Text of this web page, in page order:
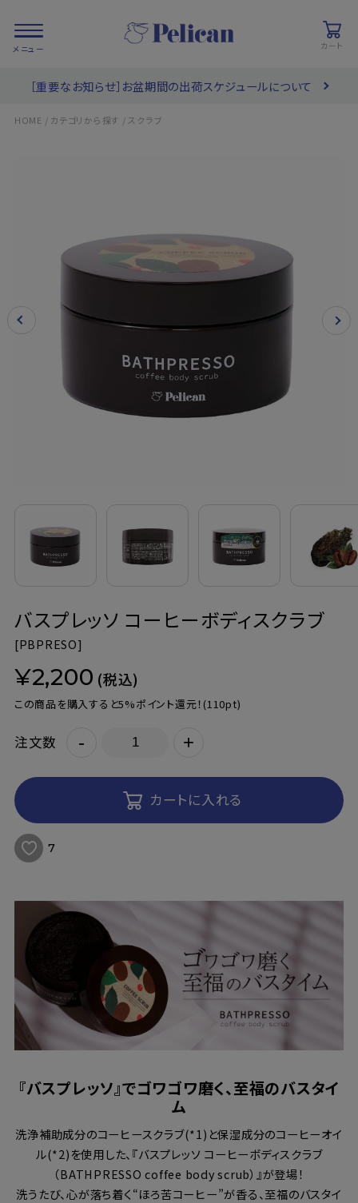
カート
定期購入
ご利用案内
会員登録でお得
利用規約
［重要なお知らせ］お盆期間の出荷スケジュールについて
HOME / カテゴリから探す / スクラブ
バスプレッソ コーヒーボディスクラブ
[PBPRESO]
¥2,200 (税込)
この商品を購入すると5%ポイント還元！ (110pt)
注文数 - +
カートに入れる
7
『バスプレッソ』でゴワゴワ磨く、至福のバスタイ
ム
洗浄補助成分のコーヒースクラブ(*1)と保湿成分のコーヒーオイ
ル(*2)を使用した、『バスプレッソ コーヒーボディスクラブ
（BATHPRESSO coffee body scrub）』が登場！
洗うたび、心が落ち着く“ほろ苦コーヒー”が香る、至福のバスタイ